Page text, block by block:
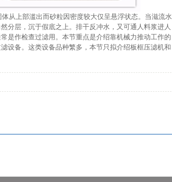
从上部滥出而砂粒因密度较大仅呈悬浮状态。当滋流水
分层，沉于假底之上。排干反冲水，又可通人料浆进人
是作检查过滤用。本节重点是介绍靠机械力推动工作的
设备。这类设备品种繁多，本节只拟介绍板框压滤机和